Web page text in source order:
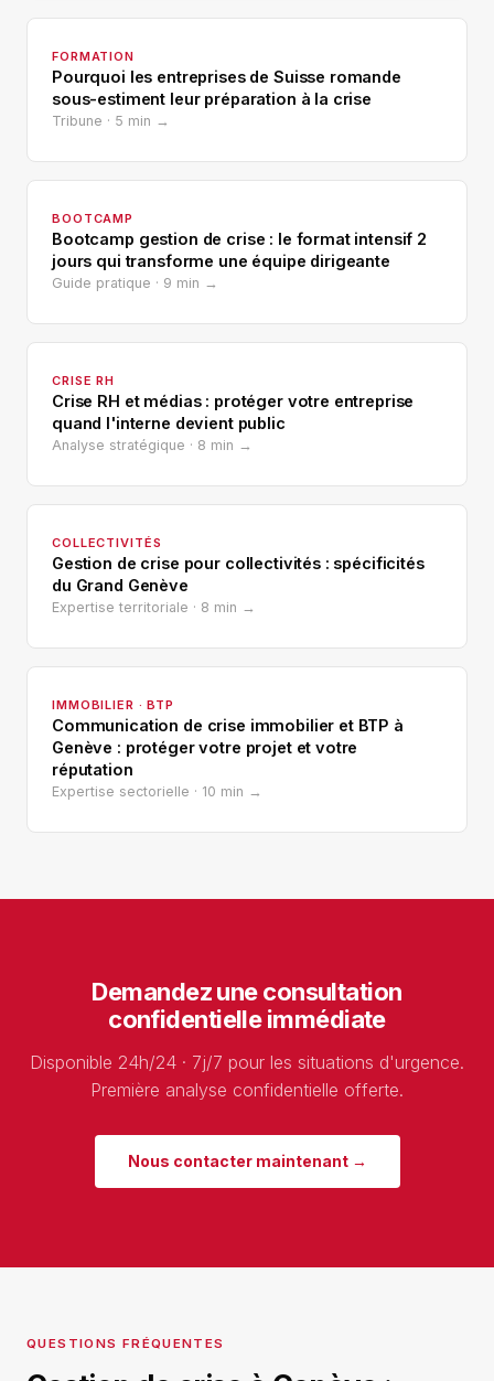
FORMATION
Pourquoi les entreprises de Suisse romande
sous-estiment leur préparation à la crise
Tribune · 5 min →
BOOTCAMP
Bootcamp gestion de crise : le format intensif 2
jours qui transforme une équipe dirigeante
Guide pratique · 9 min →
CRISE RH
Crise RH et médias : protéger votre entreprise
quand l'interne devient public
Analyse stratégique · 8 min →
COLLECTIVITÉS
Gestion de crise pour collectivités : spécificités
du Grand Genève
Expertise territoriale · 8 min →
IMMOBILIER · BTP
Communication de crise immobilier et BTP à
Genève : protéger votre projet et votre
réputation
Expertise sectorielle · 10 min →
Demandez une consultation
confidentielle immédiate
Disponible 24h/24 · 7j/7 pour les situations d'urgence.
Première analyse confidentielle offerte.
Nous contacter maintenant →
QUESTIONS FRÉQUENTES